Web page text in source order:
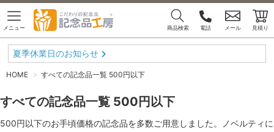
メニュー 商品検索 電話 メール 見積り
夏季休業日のお知らせ
HOME すべての記念品一覧 500円以下
すべての記念品一覧 500円以下
500円以下のお手頃価格の記念品を多数ご用意しました。ノベルティに